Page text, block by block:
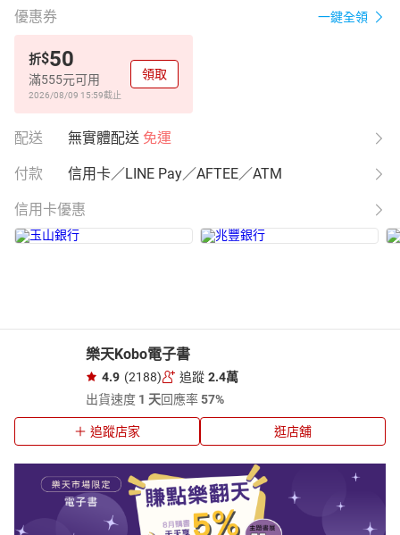
優惠券 一鍵全領
折$50
滿555元可用
2026/08/09 15:59截止
領取
配送 無實體配送 免運
付款 信用卡／LINE Pay／AFTEE／ATM
信用卡優惠
樂天Kobo電子書
4.9 (2188) 追蹤 2.4萬
出貨速度 1 天回應率57%
追蹤店家 逛店舖